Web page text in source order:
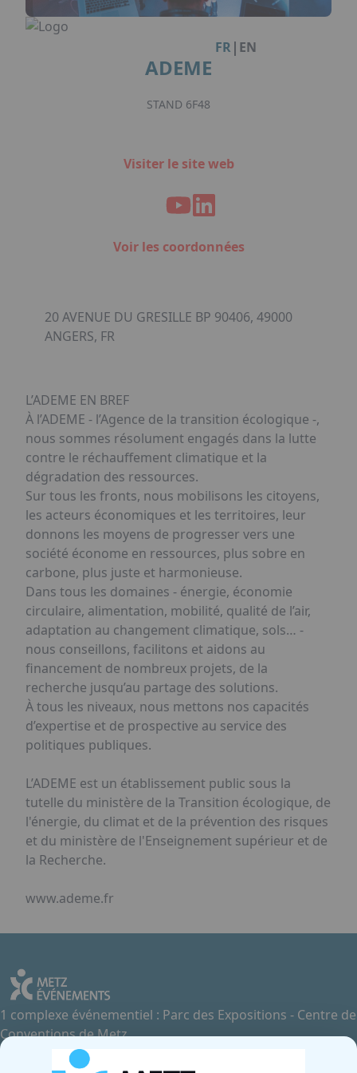
Organisation de Salons à Metz
Qui sommes-nous ?
Accéder au complexe
Nos références
Politique RSE
Notre plaquette commerciale
FR | EN
ADEME
STAND 6F48
Visiter le site web
Voir les coordonnées
20 AVENUE DU GRESILLE BP 90406, 49000
ANGERS, FR
L’ADEME EN BREF
À l’ADEME - l’Agence de la transition écologique -,
nous sommes résolument engagés dans la lutte
contre le réchauffement climatique et la
dégradation des ressources.
Sur tous les fronts, nous mobilisons les citoyens,
les acteurs économiques et les territoires, leur
donnons les moyens de progresser vers une
société économe en ressources, plus sobre en
carbone, plus juste et harmonieuse.
Dans tous les domaines - énergie, économie
circulaire, alimentation, mobilité, qualité de l’air,
adaptation au changement climatique, sols… -
nous conseillons, facilitons et aidons au
financement de nombreux projets, de la
recherche jusqu’au partage des solutions.
À tous les niveaux, nous mettons nos capacités
d’expertise et de prospective au service des
politiques publiques.
L’ADEME est un établissement public sous la
tutelle du ministère de la Transition écologique, de
l'énergie, du climat et de la prévention des risques
et du ministère de l'Enseignement supérieur et de
la Recherche.
www.ademe.fr
1 complexe événementiel : Parc des Expositions - Centre de
Conventions de Metz
Contactez-nous